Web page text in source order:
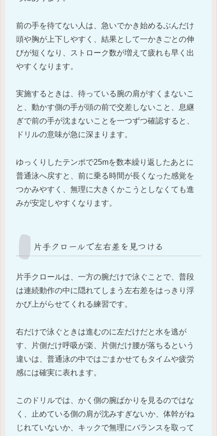
前の手を待てない人は、急いでかき始めるぶんだけ
頭や胸が上下しやすく、結果として一かきごとの伸
びが短くなり、ストローク数が増えて疲れも早く出
やすくなります。
実施するときは、待っている腕の肩がすくまないこ
と、動かす側の手が頭の前で交差しないこと、息継
ぎで前の手が沈まないことを一つずつ確認すると、
ドリルの意味が急に深まります。
ゆっくりしたテンポで25mを数本繰り返したあとに
普通泳へ戻すと、前に乗る時間が長くなった感覚を
つかみやすく、無理に大きくかこうとしなくても進
みが安定しやすくなります。
片手クロールで左右差を見つける
片手クロールは、一方の腕だけで泳ぐことで、普段
は連続動作の中に隠れてしまう左右差をはっきり浮
かび上がらせてくれる練習です。
右だけで泳ぐときは進むのに左だけだと水を逃が
す、片側だけ呼吸が楽、片側だけ腰が落ちるという
違いは、普通泳の中ではごまかせてもタイムや疲労
感には確実に表れます。
このドリルでは、かく側の腕ばかりを見るのではな
く、止めている側の肩が沈みすぎないか、体幹がね
じれていないか、キックで無理にバランスを取って